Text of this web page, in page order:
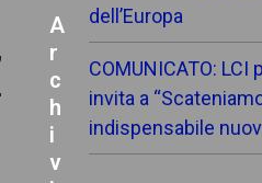
dell’Europa
COMUNICATO: LCI
invita a
indispensabile
A
r
c
h
i
v